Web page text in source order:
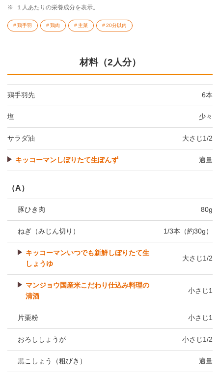
※ １人あたりの栄養成分を表示。
鶏手羽 鶏肉 主菜 20分以内
材料（2人分）
鶏手羽先 6本
塩 少々
サラダ油 大さじ1/2
キッコーマンしぼりたて生ぽんず 適量
（A）
豚ひき肉 80g
ねぎ（みじん切り） 1/3本（約30g）
キッコーマンいつでも新鮮しぼりたて生
しょうゆ
大さじ1/2
マンジョウ国産米こだわり仕込み料理の
清酒
小さじ1
片栗粉 小さじ1
おろししょうが 小さじ1/2
黒こしょう（粗びき） 適量